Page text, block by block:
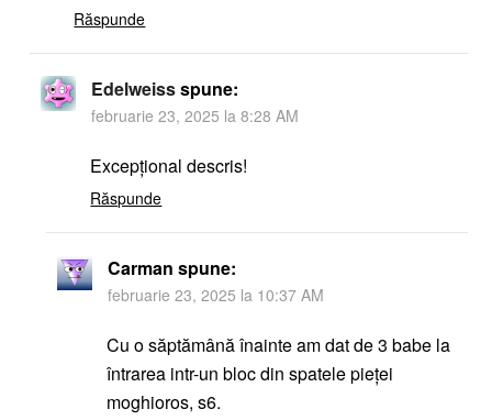
Răspunde
Edelweissspune:
februarie 23, 2025 la 8:28 AM
Excepțional descris!
Răspunde
Carman spune:
februarie 23, 2025 la 10:37 AM
Cu o săptămână înainte am dat de 3 babe la
întrarea intr-un bloc din spatele pieței
moghioros, s6.